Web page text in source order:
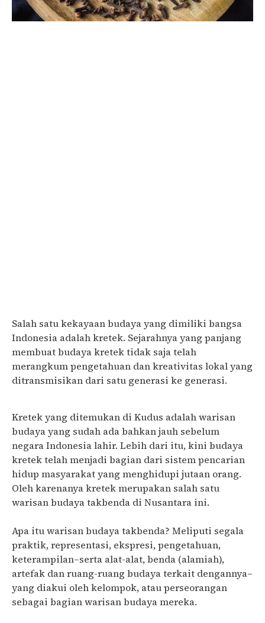
Salah satu kekayaan budaya yang dimiliki bangsa
Indonesia adalah kretek. Sejarahnya yang panjang
membuat budaya kretek tidak saja telah
merangkum pengetahuan dan kreativitas lokal yang
ditransmisikan dari satu generasi ke generasi.
Kretek yang ditemukan di Kudus adalah warisan
budaya yang sudah ada bahkan jauh sebelum
negara Indonesia lahir. Lebih dari itu, kini budaya
kretek telah menjadi bagian dari sistem pencarian
hidup masyarakat yang menghidupi jutaan orang.
Oleh karenanya kretek merupakan salah satu
warisan budaya takbenda di Nusantara ini.
Apa itu warisan budaya takbenda? Meliputi segala
praktik, representasi, ekspresi, pengetahuan,
keterampilan–serta alat-alat, benda (alamiah),
artefak dan ruang-ruang budaya terkait dengannya–
yang diakui oleh kelompok, atau perseorangan
sebagai bagian warisan budaya mereka.